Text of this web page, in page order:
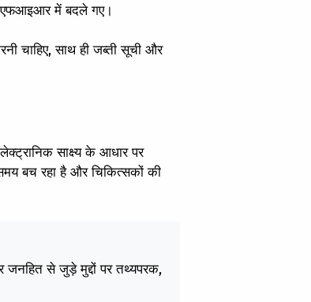
एफआइआर में बदले गए।
चाहिए, साथ ही जब्ती सूची और
साक्ष्य के आधार पर
बच रहा है और चिकित्सकों की
जनहित से जुड़े मुद्दों पर तथ्यपरक,